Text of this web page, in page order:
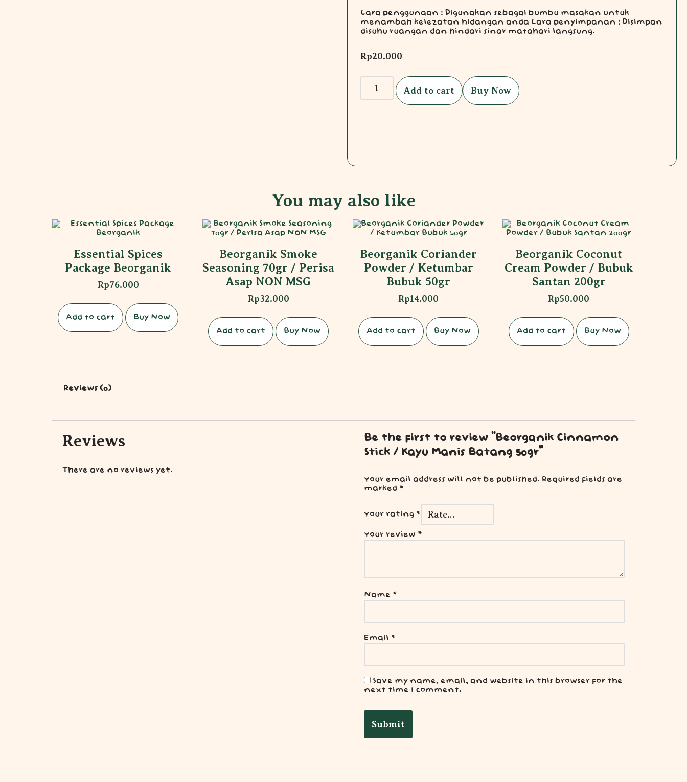
Cara penggunaan : Digunakan sebagai bumbu masakan untuk
menambah kelezatan hidangan anda Cara penyimpanan : Disimpan
disuhu ruangan dan hindari sinar matahari langsung.
Rp20.000
Add to cart Buy Now
You may also like
Essential Spices
Package Beorganik
Rp76.000
Add to cart Buy Now
Beorganik Smoke
Seasoning 70gr / Perisa
Asap NON MSG
Rp32.000
Add to cart Buy Now
Beorganik Coriander
Powder / Ketumbar
Bubuk 50gr
Rp14.000
Add to cart Buy Now
Beorganik Coconut
Cream Powder / Bubuk
Santan 200gr
Rp50.000
Add to cart Buy Now
Reviews (0)
Reviews
There are no reviews yet.
Be the first to review “Beorganik Cinnamon
Stick / Kayu Manis Batang 50gr”
Your email address will not be published. Required fields are
marked *
Your rating *
Your review *
Name *
Email *
Save my name, email, and website in this browser for the
next time I comment.